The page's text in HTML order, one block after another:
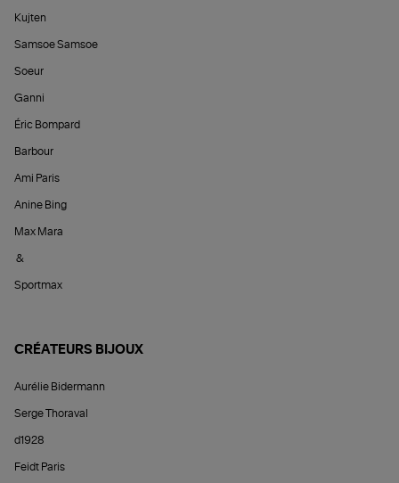
Kujten
Samsoe Samsoe
Soeur
Ganni
Éric Bompard
Barbour
Ami Paris
Anine Bing
Max Mara
&
Sportmax
CRÉATEURS BIJOUX
Aurélie Bidermann
Serge Thoraval
d1928
Feidt Paris